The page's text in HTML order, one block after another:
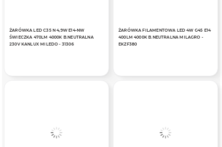
ŻARÓWKA LED C35 N 4,9W E14-NW
ŚWIECZKA 470LM 4000K B.NEUTRALNA
230V KANLUX MILEDO - 31306
ŻARÓWKA FILAMENTOWA LED 4W G45 E14
400LM 4000K B.NEUTRALNA MILAGRO -
EKZF380